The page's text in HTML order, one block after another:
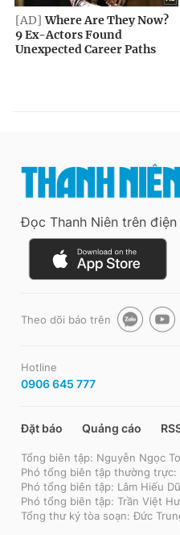
Đọc Thanh Niên trên điện
Theo dõi báo trên
Hotline
0906 645 777
Đặt báo Quảng cáo
Tổng biên tập: Nguyễn Ngọc
Phó tổng biên tập thường trực:
Phó tổng biên tập: Lâm Hiếu
Phó tổng biên tập: Trần Việt
Tổng thư ký tòa soạn: Đức